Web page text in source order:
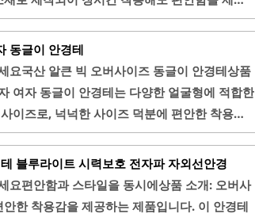
관계없이 다양한 스타일에 잘 어울리며, 복고
복원력은 우수하여 일상적인 사용에서도 내구
되어 개인의 얼굴 크기에 맞춰 선택할 수 있습
도 적합하여 시야를 넓혀주는 효과가 있습니다.
용하게 사용될 수 있습니다. 또한, 다양한 렌
안경테는 저렴한..
동글이 안경테
요국산 알큰 빅 오버사이즈 동글이 안경테상품
여자 동글이 안경테는 다양한 얼굴형에 적합한
이즈로, 넉넉한 사이즈 덕분에 편안한 착용감
착용해도 불편함이 적습니다.내구성이 뛰어난
상이 적습니다. 다양한 렌즈 옵션을 선택할 수
. 실리콘 코 받침이 포함되어 있어 착용 시 안
인 패션 아이템으로도 활용 가능합니다. 여러
블루라이트 시력보호 전자파 자외선안경
요편안함과 스타일을 동시에상품 소개: 오버사
한 착용감을 제공하는 제품입니다. 이 안경테